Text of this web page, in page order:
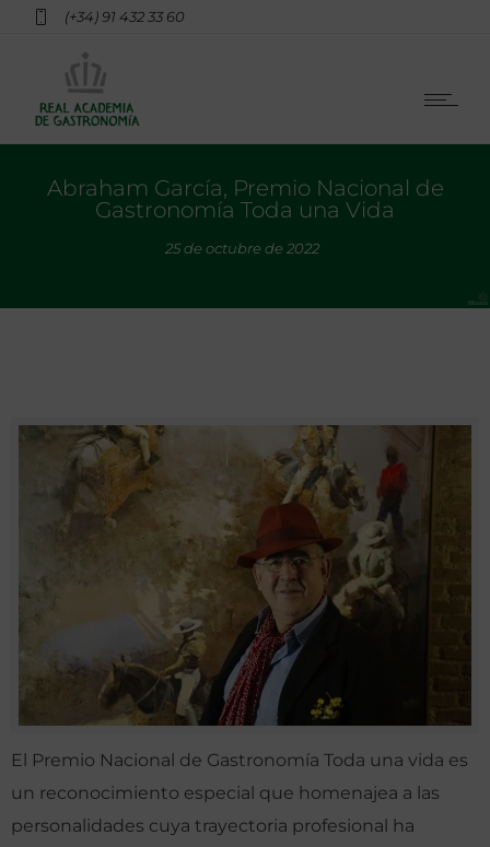
(+34) 91 432 33 60
Abraham García, Premio Nacional de
Gastronomía Toda una Vida
25 de octubre de 2022
El Premio Nacional de Gastronomía Toda una vida es
un reconocimiento especial que homenajea a las
personalidades cuya trayectoria profesional ha